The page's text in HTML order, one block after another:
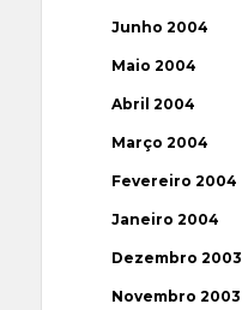
Junho 2004
Maio 2004
Abril 2004
Março 2004
Fevereiro 2004
Janeiro 2004
Dezembro 2003
Novembro 2003